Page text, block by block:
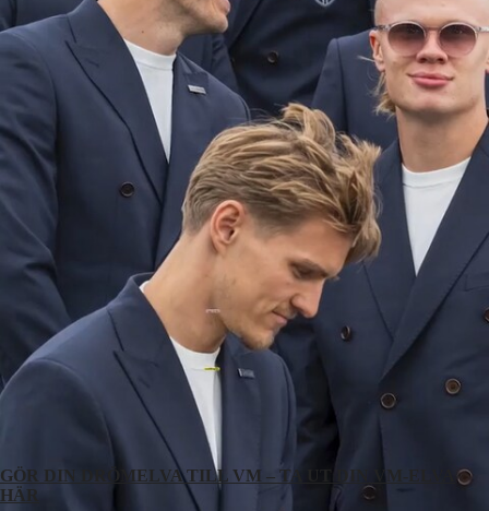
Lyssna på artikeln
min
GÖR DIN DRÖMELVA TILL VM – TA UT DIN VM-ELVA
HÄR